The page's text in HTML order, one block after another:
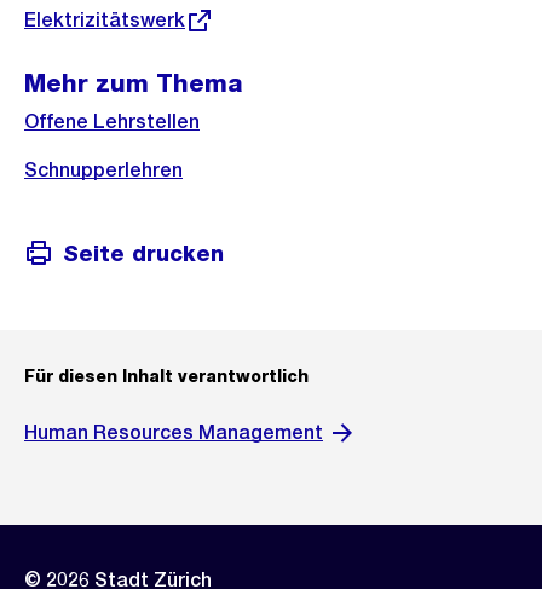
Externer
Elektrizitätswerk
Mehr zum Thema
Offene Lehrstellen
Schnupperlehren
Seite drucken
Für diesen Inhalt verantwortlich
Human Resources Management
© 2026 Stadt Zürich